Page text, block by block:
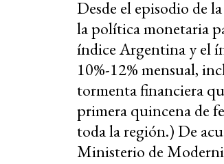
Desde el episodio de
la política monetaria
índice Argentina y el
10%-12% mensual,
tormenta financiera
primera quincena de
toda la región.) De
Ministerio de